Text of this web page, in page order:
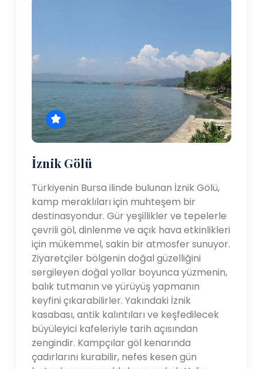
İznik Gölü
Türkiyenin Bursa ilinde bulunan İznik Gölü,
kamp meraklıları için muhteşem bir
destinasyondur. Gür yeşillikler ve tepelerle
çevrili göl, dinlenme ve açık hava etkinlikleri
için mükemmel, sakin bir atmosfer sunuyor.
Ziyaretçiler bölgenin doğal güzelliğini
sergileyen doğal yollar boyunca yüzmenin,
balık tutmanın ve yürüyüş yapmanın
keyfini çıkarabilirler. Yakındaki İznik
kasabası, antik kalıntıları ve keşfedilecek
büyüleyici kafeleriyle tarih açısından
zengindir. Kampçılar göl kenarında
çadırlarını kurabilir, nefes kesen gün